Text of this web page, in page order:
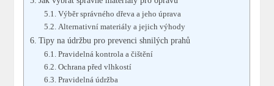
Výběr správného dřeva a jeho úprava
Alternativní materiály a jejich výhody
Tipy na údržbu pro prevenci shnilých prahů
Pravidelná kontrola a čištění
Ochrana před vlhkostí
Pravidelná údržba